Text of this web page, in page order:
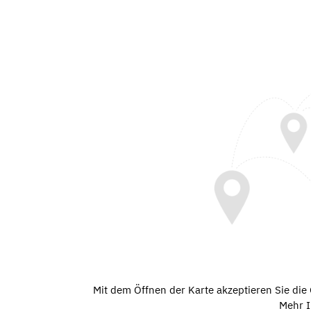
Mit dem Öffnen der Karte akzeptieren Sie
Mehr